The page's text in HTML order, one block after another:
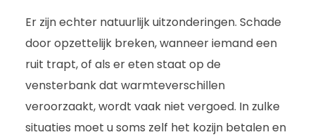
Er zijn echter natuurlijk uitzonderingen. Schade
door opzettelijk breken, wanneer iemand een
ruit trapt, of als er eten staat op de
vensterbank dat warmteverschillen
veroorzaakt, wordt vaak niet vergoed. In zulke
situaties moet u soms zelf het kozijn betalen en